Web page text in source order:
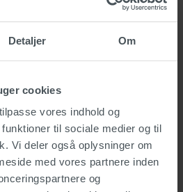
Detaljer Om
cookies
vores indhold og
til sociale medier og til
Vi deler også oplysninger om
med vores partnere inden
og
LLC
information